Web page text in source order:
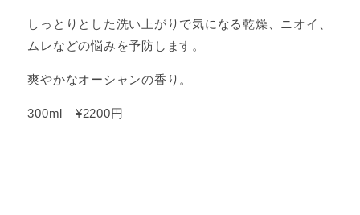
しっとりとした洗い上がりで気になる乾燥、ニオイ、
ムレなどの悩みを予防します。
爽やかなオーシャンの香り。
300ml ¥2200円